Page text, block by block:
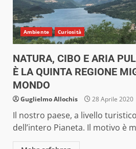
Ambiente Curiosità
NATURA, CIBO E ARIA
È LA QUINTA REGIONE
MONDO
Guglielmo Allochis 28 Aprile 2020
Il nostro paese, a livello
dell’intero Pianeta. Il motivo è